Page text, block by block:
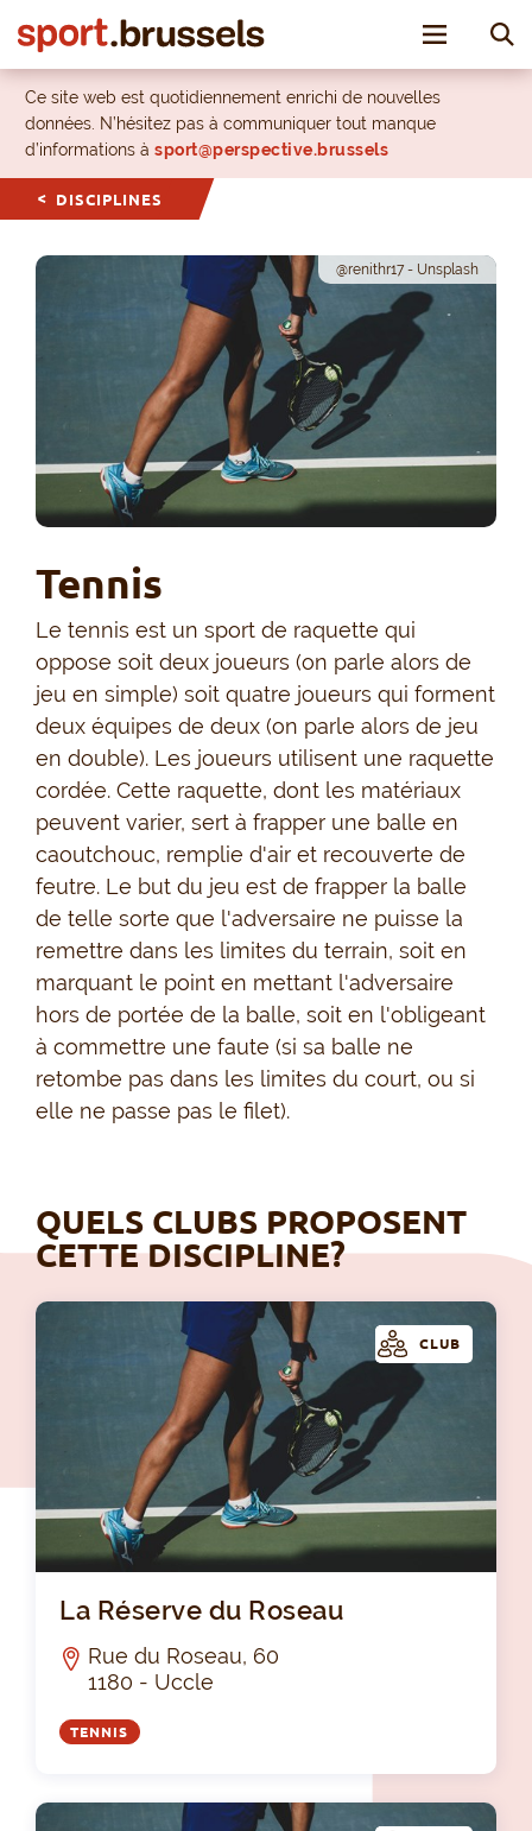
Toggle
Ce site web est quotidiennement enrichi de nouvelles
données. N’hésitez pas à communiquer tout manque
d’informations à sport@perspective.brussels
DISCIPLINES
@renithr17 - Unsplash
Tennis
Le tennis est un sport de raquette qui
oppose soit deux joueurs (on parle alors de
jeu en simple) soit quatre joueurs qui forment
deux équipes de deux (on parle alors de jeu
en double). Les joueurs utilisent une raquette
cordée. Cette raquette, dont les matériaux
peuvent varier, sert à frapper une balle en
caoutchouc, remplie d'air et recouverte de
feutre. Le but du jeu est de frapper la balle
de telle sorte que l'adversaire ne puisse la
remettre dans les limites du terrain, soit en
marquant le point en mettant l'adversaire
hors de portée de la balle, soit en l'obligeant
à commettre une faute (si sa balle ne
retombe pas dans les limites du court, ou si
elle ne passe pas le filet).
QUELS CLUBS PROPOSENT
CETTE DISCIPLINE?
CLUB
La Réserve du Roseau
Rue du Roseau, 60
1180 - Uccle
TENNIS